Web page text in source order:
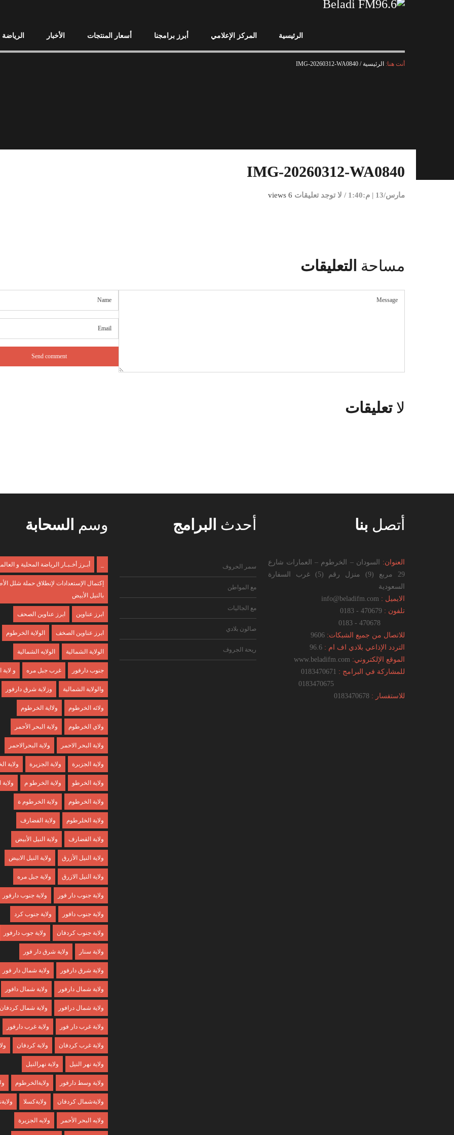
الرئيسية المركز الإعلامي أبرز برامجنا أسعار المنتجات الأخبار الرياضة
أنت هنا: الرئيسية /
IMG-20260312-WA0840
IMG-20260312-WA0840
مارس/13 | م:1:40 / لا توجد تعليقات 6 views
مساحة التعليقات
لاتعليقات
أتصل بنا
العنوان: السودان – الخرطوم – العمارات شارع
29 مربع (9) منزل رقم (5) غرب السفارة
السعودية
الايميل :
تلفون :
للاتصال من جميع الشبكات:
التردد الإذاعي بلادي اف ام :
الموقع الإلكتروني:
للمشاركة في البرامج :
للاستفسار :
أحدث البرامج
سمر الحروف
مع المواطن
مع الجاليات
صالون بلادي
ريحة الجروف
وسم السحابة
أبـرز أخـبـار الرياضة المحلية و
إكتمال الإستعدادات لإنطلاق حملة شلل
بالنيل الأبيض
ابرز عناوين ابرز عناوين الصحف
ابرز عناوين الصخف الولاية الخرطوم
الولاية الشمالية الولايه الشمالية
جنوب دارفور غرب جبل مره و
والولاية الشمالية وزلاية شرق دارفور
ولائه الخرطوم ولااية الخرطوم
ولاي الخرطوم ولاية البحر الأحمر
ولاية البحر الاحمر ولاية البحرالاحمر
ولاية الجزبرة ولاية الجزيرة ولاية
ولاية الخرطو ولاية الخرطو م
ولاية الخرطوم ولاية الخرطوم ة
ولاية الخلرطوم ولاية الفضارف
ولاية القضارف ولاية النيل الأبيض
ولاية النيل الأزرق ولاية النيل الابيض
ولاية النيل الازرق ولاية جبل مره
ولاية جنوب دار فور ولاية جنوب دارفور
ولاية جنوب دافور ولاية جنوب كرد
ولاية جنوب كردفان ولاية جوب دارفور
ولاية سنار ولاية شرق دار فور
ولاية شرق دارفور ولاية شمال دار فور
ولاية شمال دارفور ولاية شمال دافور
ولاية شمال درافور ولاية شمال كردفان
ولاية غرب دار فور ولاية غرب دارفور
ولاية غرب كردفان ولاية كردفان
ولاية نهر النيل ولاية نهرالنيل
ولاية وسط دارفور ولايةالخرطوم
ولايةشمال كردفان ولايةكسلا
ولايه البحر الأحمر ولايه الجزيرة